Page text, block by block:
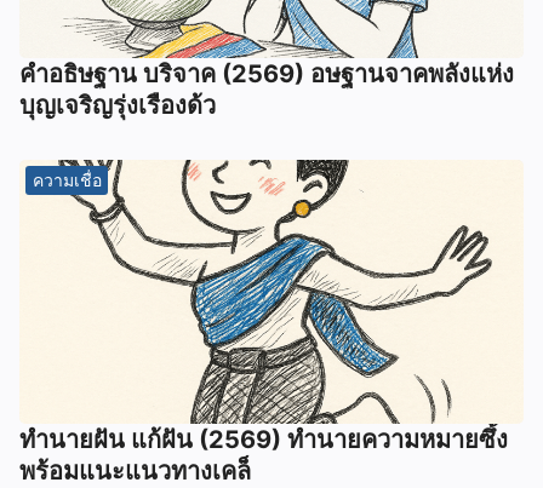
คำอธิษฐาน บริจาค (2569) อษฐานจาคพลังแห่ง
บุญเจริญรุ่งเรืองด้ว
ความเชื่อ
ทํานายฝัน แก้ฝัน (2569) ทํานายความหมายซึ้ง
พร้อมแนะแนวทางเคล็